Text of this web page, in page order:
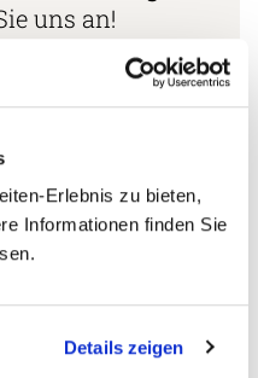
Erlebnis zu bieten,
Informationen finden Sie
Details zeigen
uns an!
/ 21 16 99-11
treffen: